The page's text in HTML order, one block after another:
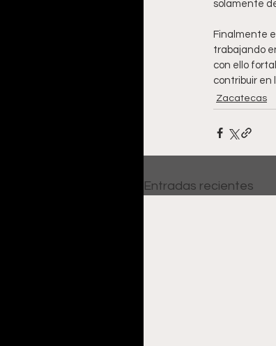
solamente
Finalmente
trabajando
con ello
contribuir en
Zacatecas
Entradas recientes